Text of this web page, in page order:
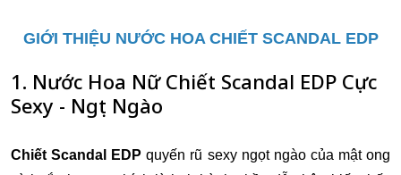
GIỚI THIỆU NƯỚC HOA CHIẾT SCANDAL EDP
1. Nước Hoa Nữ Chiết Scandal EDP Cực
Sexy - Ngọt Ngào
Chiết Scandal EDP quyến rũ sexy ngọt ngào của mật ong